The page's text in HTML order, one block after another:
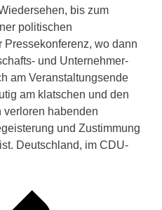
bis zum
politischen
Pressekonferenz, wo dann
und Unternehmer-
am Veranstaltungsende
am klatschen und den
verloren habenden
und Zustimmung
Deutschland, im CDU-